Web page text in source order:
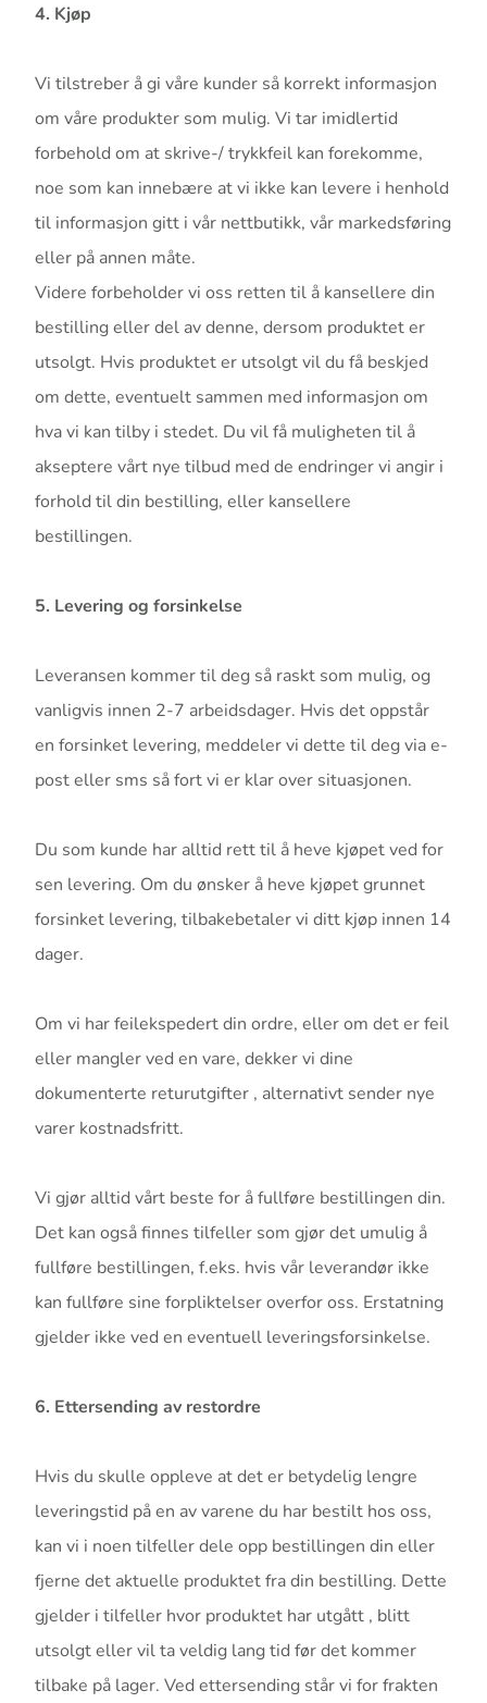
4. Kjøp
Vi tilstreber å gi våre kunder så korrekt informasjon
om våre produkter som mulig. Vi tar imidlertid
forbehold om at skrive-/ trykkfeil kan forekomme,
noe som kan innebære at vi ikke kan levere i henhold
til informasjon gitt i vår nettbutikk, vår markedsføring
eller på annen måte.
Videre forbeholder vi oss retten til å kansellere din
bestilling eller del av denne, dersom produktet er
utsolgt. Hvis produktet er utsolgt vil du få beskjed
om dette, eventuelt sammen med informasjon om
hva vi kan tilby i stedet. Du vil få muligheten til å
akseptere vårt nye tilbud med de endringer vi angir i
forhold til din bestilling, eller kansellere
bestillingen.
5. Levering og forsinkelse
Leveransen kommer til deg så raskt som mulig, og
vanligvis innen 2-7 arbeidsdager. Hvis det oppstår
en forsinket levering, meddeler vi dette til deg via e-
post eller sms så fort vi er klar over situasjonen.
Du som kunde har alltid rett til å heve kjøpet ved for
sen levering. Om du ønsker å heve kjøpet grunnet
forsinket levering, tilbakebetaler vi ditt kjøp innen 14
dager.
Om vi har feilekspedert din ordre, eller om det er feil
eller mangler ved en vare, dekker vi dine
dokumenterte returutgifter , alternativt sender nye
varer kostnadsfritt.
Vi gjør alltid vårt beste for å fullføre bestillingen din.
Det kan også finnes tilfeller som gjør det umulig å
fullføre bestillingen, f.eks. hvis vår leverandør ikke
kan fullføre sine forpliktelser overfor oss. Erstatning
gjelder ikke ved en eventuell leveringsforsinkelse.
6. Ettersending av restordre
Hvis du skulle oppleve at det er betydelig lengre
leveringstid på en av varene du har bestilt hos oss,
kan vi i noen tilfeller dele opp bestillingen din eller
fjerne det aktuelle produktet fra din bestilling. Dette
gjelder i tilfeller hvor produktet har utgått , blitt
utsolgt eller vil ta veldig lang tid før det kommer
tilbake på lager. Ved ettersending står vi for frakten